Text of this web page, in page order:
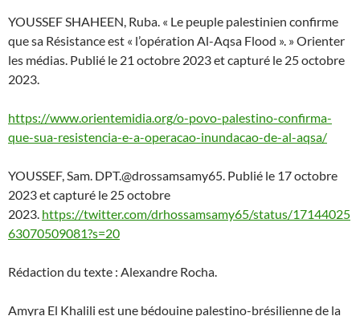
YOUSSEF SHAHEEN, Ruba. « Le peuple palestinien confirme
que sa Résistance est « l’opération Al-Aqsa Flood ». » Orienter
les médias. Publié le 21 octobre 2023 et capturé le 25 octobre
2023.
https://www.orientemidia.org/o-povo-palestino-confirma-
que-sua-resistencia-e-a-operacao-inundacao-de-al-aqsa/
YOUSSEF, Sam. DPT.@drossamsamy65. Publié le 17 octobre
2023 et capturé le 25 octobre
2023. https://twitter.com/drhossamsamy65/status/17144025
63070509081?s=20
Rédaction du texte : Alexandre Rocha.
Amyra El Khalili est une bédouine palestino-brésilienne de la